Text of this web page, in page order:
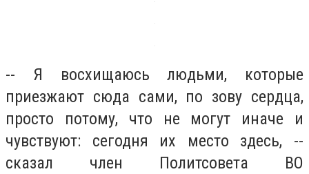
-- Я восхищаюсь людьми, которые
приезжают сюда сами, по зову сердца,
просто потому, что не могут иначе и
чувствуют: сегодня их место здесь, --
сказал член Политсовета ВО